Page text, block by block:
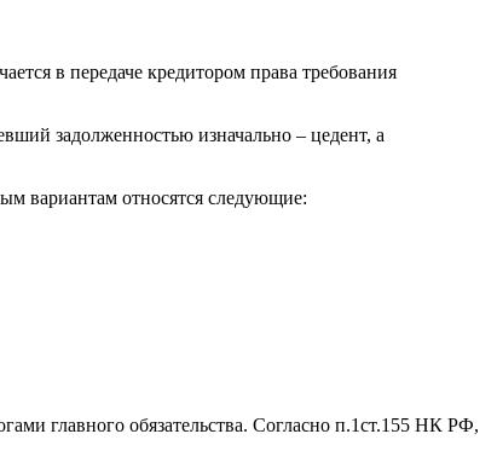
в передаче кредитором права требования
задолженностью изначально – цедент, а
вариантам относятся следующие:
главного обязательства. Согласно п.1ст.155 НК РФ,